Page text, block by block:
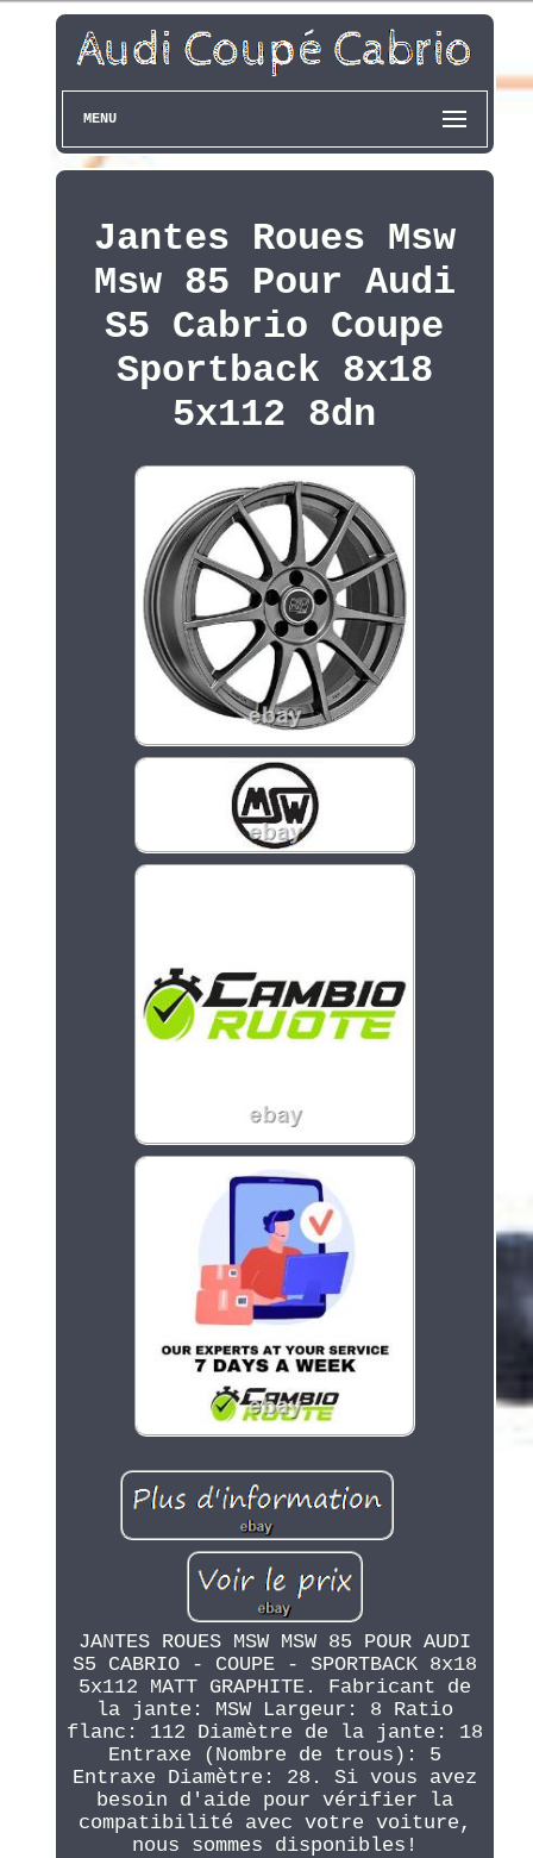
MENU
Jantes Roues Msw
Msw 85 Pour Audi
S5 Cabrio Coupe
Sportback 8x18
5x112 8dn
JANTES ROUES MSW MSW 85 POUR AUDI
S5 CABRIO - COUPE - SPORTBACK 8x18
5x112 MATT GRAPHITE. Fabricant de
la jante: MSW Largeur: 8 Ratio
flanc: 112 Diamètre de la jante: 18
Entraxe (Nombre de trous): 5
Entraxe Diamètre: 28. Si vous avez
besoin d'aide pour vérifier la
compatibilité avec votre voiture,
nous sommes disponibles!